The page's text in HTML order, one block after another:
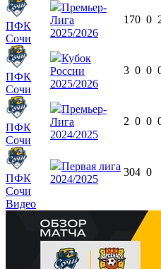
ПФК
Сочи
Премьер-
Лига
2025/2026
170 0
ПФК
Сочи
Кубок
России
2025/2026
3 0 0
ПФК
Сочи
Премьер-
Лига
2024/2025
2 0 0
ПФК
Сочи
Первая лига
2024/2025
304 0
Видео